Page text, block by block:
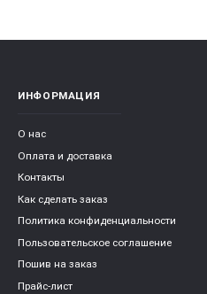
ИНФОРМАЦИЯ
О нас
Оплата и доставка
Контакты
Как сделать заказ
Политика конфиденциальности
Пользовательское соглашение
Пошив на заказ
Прайс-лист